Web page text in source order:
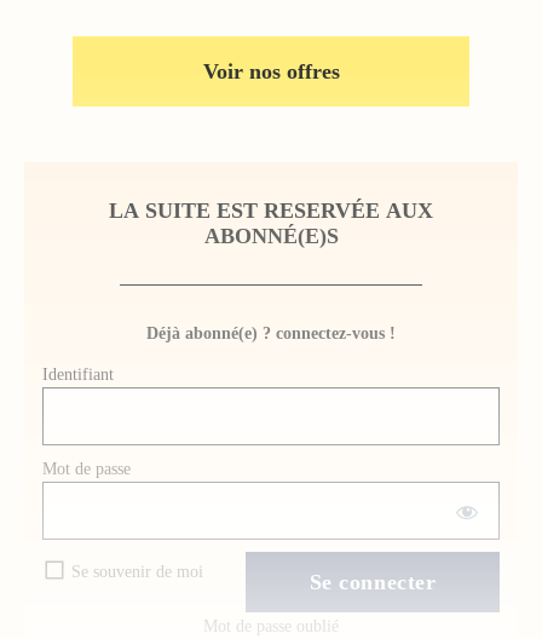
Voir nos offres
LA SUITE EST RESERVÉE AUX
ABONNÉ(E)S
Déjà abonné(e) ? connectez-vous !
Identifiant
Mot de passe
Se souvenir de moi
Mot de passe oublié